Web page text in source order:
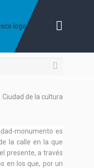
Búsqueda
Ciudad de la cultura
monumento es
la calle en la que
presente, a través
en los que, por un